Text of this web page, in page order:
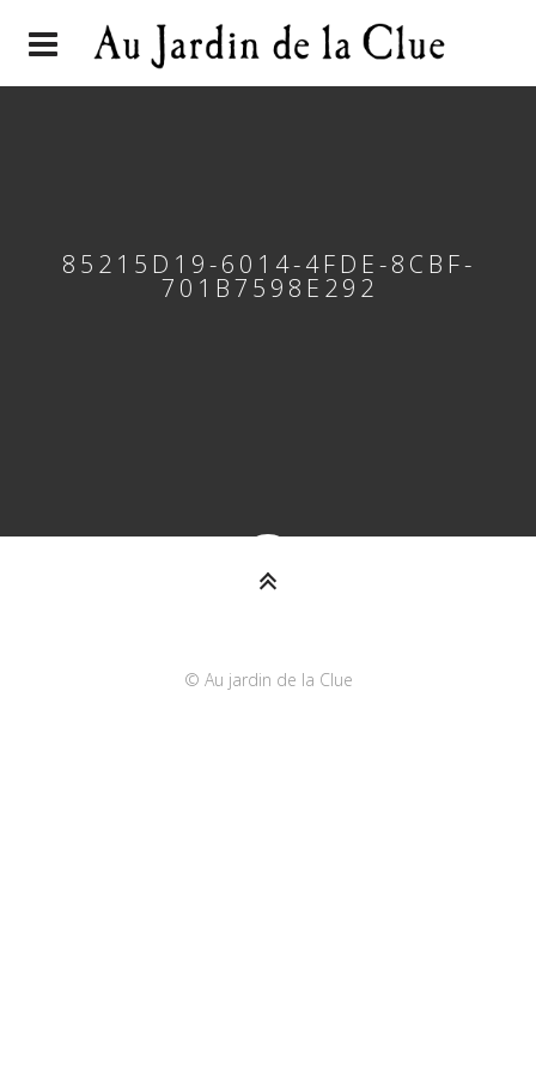
85215D19-6014-4FDE-8CBF-
701B7598E292
© Au jardin de la Clue